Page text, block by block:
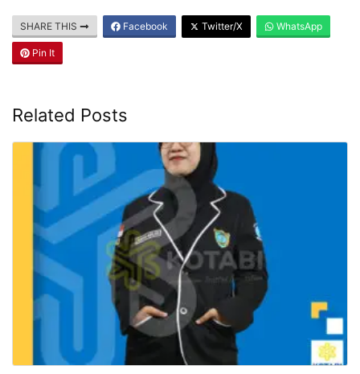
SHARE THIS Facebook Twitter/X WhatsApp
Pin It
Related Posts